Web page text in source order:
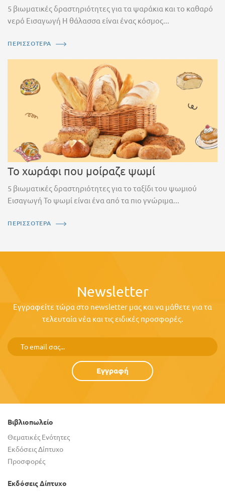
5 βιωματικές δραστηριότητες για τα ψαράκια και το καθαρό
νερό Εισαγωγή Η θάλασσα είναι ένας κόσμος...
ΠΕΡΙΣΣΟΤΕΡΑ
Το χωράφι που μοίραζε ψωμί
5 βιωματικές δραστηριότητες για το ταξίδι του ψωμιού
Εισαγωγή Το ψωμί είναι ένα από τα πιο γνώριμα...
ΠΕΡΙΣΣΟΤΕΡΑ
Newsletter
Εγγραφείτε τώρα στο newsletter μας και να μάθετε για τα
τελευταία νέα και τις ειδικές προσφορές.
Εγγραφή
Βιβλιοπωλείο
Θεματικές Ενότητες
Εκδόσεις Δίπτυχο
Προσφορές
Εκδόσεις Δίπτυχο